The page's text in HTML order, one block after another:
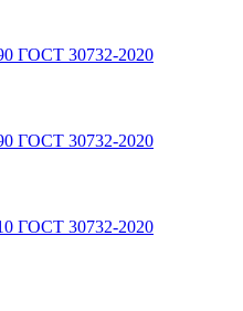
ГОСТ 30732-2020
ГОСТ 30732-2020
ГОСТ 30732-2020